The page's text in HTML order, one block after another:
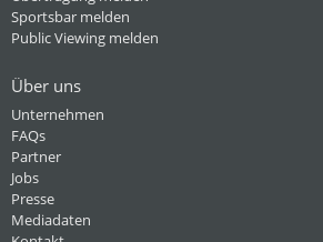
Sportsbar melden
Public Viewing melden
Über uns
Unternehmen
FAQs
Partner
Jobs
Presse
Mediadaten